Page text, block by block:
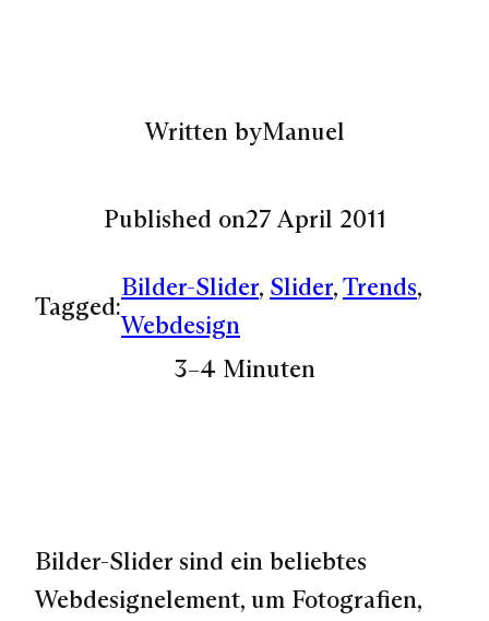
Written byManuel
Published on27 April 2011
Tagged:
Bilder-Slider, Slider, Trends
Webdesign
3–4 Minuten
Bilder-Slider sind ein beliebtes
Webdesignelement, um Fotografien,